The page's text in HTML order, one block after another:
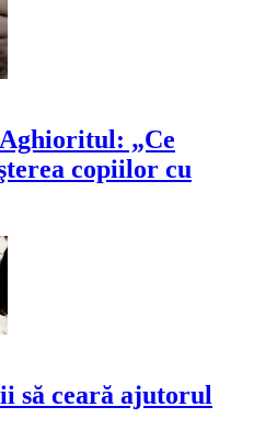
„Ce
copiilor cu
să ceară ajutorul